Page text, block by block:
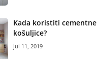
Kada koristiti cementne
košuljice?
jul 11, 2019